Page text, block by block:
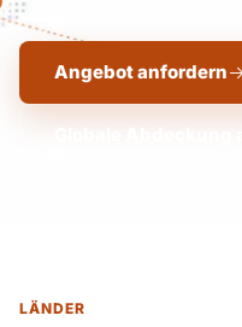
Angebot anfordern
LÄNDER